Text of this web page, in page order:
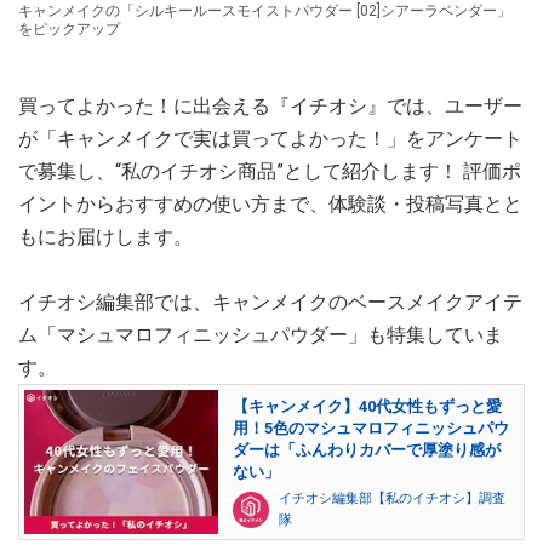
キャンメイクの「シルキールースモイストパウダー [02]シアーラベンダー」
をピックアップ
買ってよかった！に出会える『イチオシ』では、ユーザー
が「キャンメイクで実は買ってよかった！」をアンケート
で募集し、“私のイチオシ商品”として紹介します！ 評価ポ
イントからおすすめの使い方まで、体験談・投稿写真とと
もにお届けします。
イチオシ編集部では、キャンメイクのベースメイクアイテ
ム「マシュマロフィニッシュパウダー」も特集していま
す。
【キャンメイク】40代女性もずっと愛
用！5色のマシュマロフィニッシュパウ
ダーは「ふんわりカバーで厚塗り感が
ない」
イチオシ編集部【私のイチオシ】調査
隊